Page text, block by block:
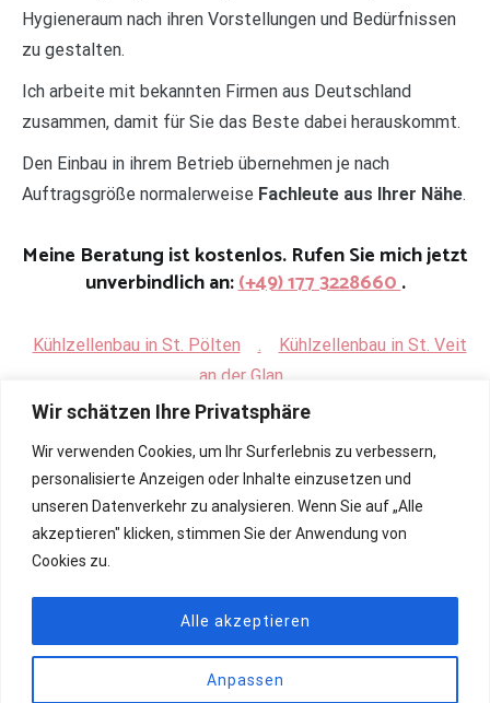
Wir schätzen Ihre Privatsphäre
Wir verwenden Cookies, um Ihr Surferlebnis zu verbessern,
personalisierte Anzeigen oder Inhalte einzusetzen und
unseren Datenverkehr zu analysieren. Wenn Sie auf „Alle
akzeptieren" klicken, stimmen Sie der Anwendung von
Cookies zu.
Anpassen
Alle akzeptieren
Hygieneraum nach ihren Vorstellungen und Bedürfnissen
zu gestalten.
Ich arbeite mit bekannten Firmen aus Deutschland
zusammen, damit für Sie das Beste dabei herauskommt.
Den Einbau in ihrem Betrieb übernehmen je nach
Auftragsgröße normalerweise Fachleute aus Ihrer Nähe.
Meine Beratung ist kostenlos. Rufen Sie mich jetzt
unverbindlich an:(+49) 177 3228660.
Kühlzellenbau in St. Pölten .
Kühlzellenbau in St. Veit
an der Glan
Renovierung, Bau und Sanierung ihrer